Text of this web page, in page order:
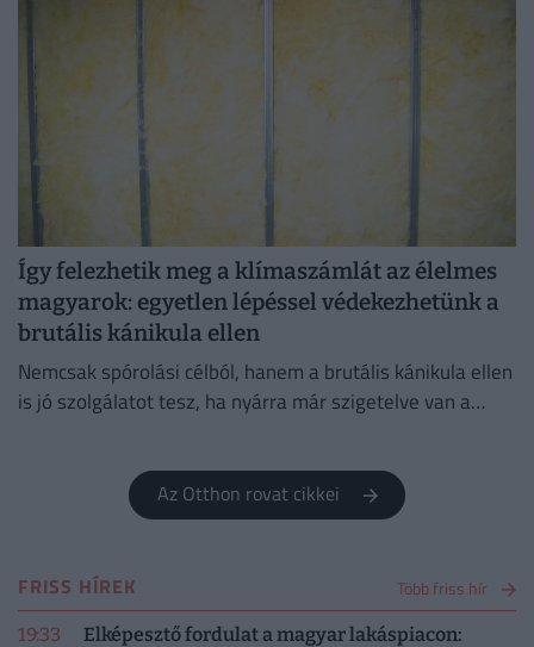
Így felezhetik meg a klímaszámlát az élelmes
magyarok: egyetlen lépéssel védekezhetünk a
brutális kánikula ellen
Nemcsak spórolási célból, hanem a brutális kánikula ellen
is jó szolgálatot tesz, ha nyárra már szigetelve van a
Az Otthon rovat cikkei
FRISS HÍREK Több friss hír
19:33
Elképesztő fordulat a magyar lakáspiacon: